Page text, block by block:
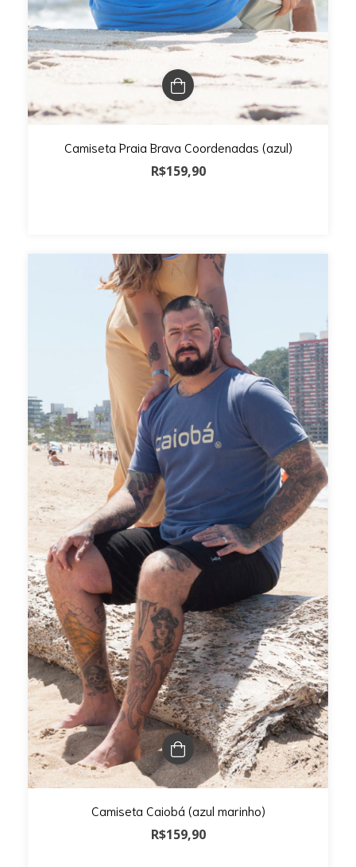
Camiseta Praia Brava Coordenadas (azul)
R$159,90
Camiseta Caiobá (azul marinho)
R$159,90